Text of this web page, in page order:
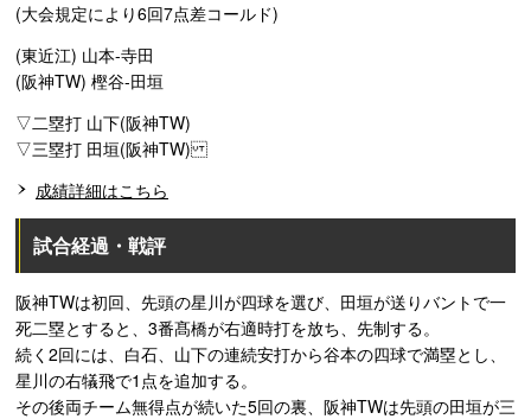
(大会規定により6回7点差コールド)
(東近江) 山本-寺田
(阪神TW) 樫谷-田垣
▽二塁打 山下(阪神TW)
▽三塁打 田垣(阪神TW)
成績詳細はこちら
試合経過・戦評
阪神TWは初回、先頭の星川が四球を選び、田垣が送りバントで一
死二塁とすると、3番髙橋が右適時打を放ち、先制する。
続く2回には、白石、山下の連続安打から谷本の四球で満塁とし、
星川の右犠飛で1点を追加する。
その後両チーム無得点が続いた5回の裏、阪神TWは先頭の田垣が三